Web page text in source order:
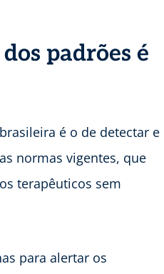
padrões é
é o de detectar e
normas vigentes, que
terapêuticos sem
para alertar os